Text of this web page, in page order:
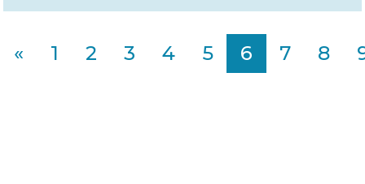
« 1 2 3 4 5 6 7 8